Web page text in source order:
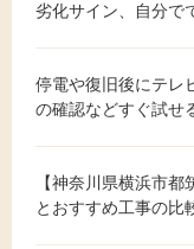
劣化サイン、自分で
停電や復旧後にテレ
の確認などすぐ試せ
【神奈川県横浜市
とおすすめ工事の比